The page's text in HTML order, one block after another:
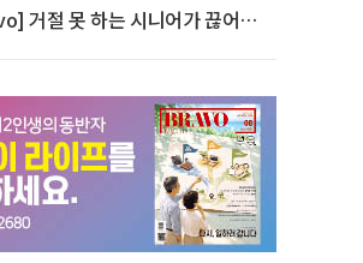
거절 못 하는 시니어가 끊어야